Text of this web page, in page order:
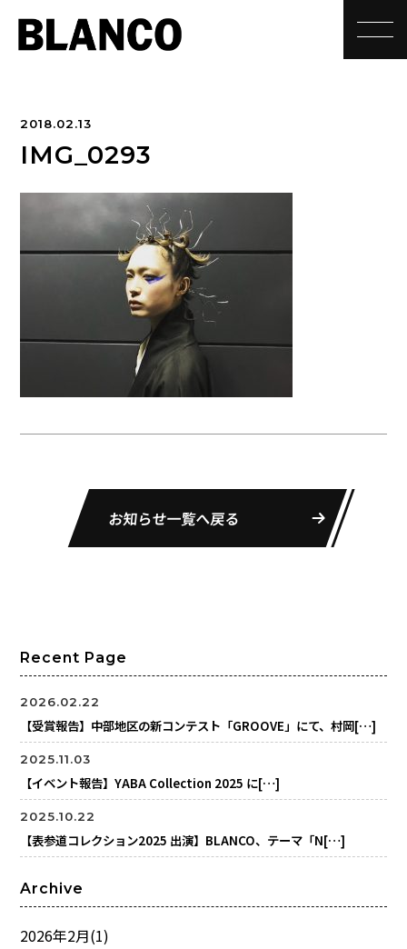
2018.02.13
IMG_0293
お知らせ一覧へ戻る
Recent Page
2026.02.22
【受賞報告】中部地区の新コンテスト「GROOVE」にて、村岡[…]
2025.11.03
【イベント報告】YABA Collection 2025 に[…]
2025.10.22
【表参道コレクション2025 出演】BLANCO、テーマ「N[…]
Archive
2026年2月(1)